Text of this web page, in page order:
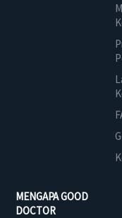
MENGAPA GOOD
DOCTOR